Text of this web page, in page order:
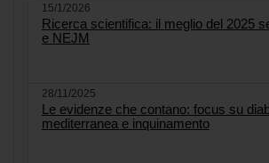
15/1/2026
Ricerca scientifica: il meglio del 2025
e NEJM
28/11/2025
Le evidenze che contano: focus su
mediterranea e inquinamento